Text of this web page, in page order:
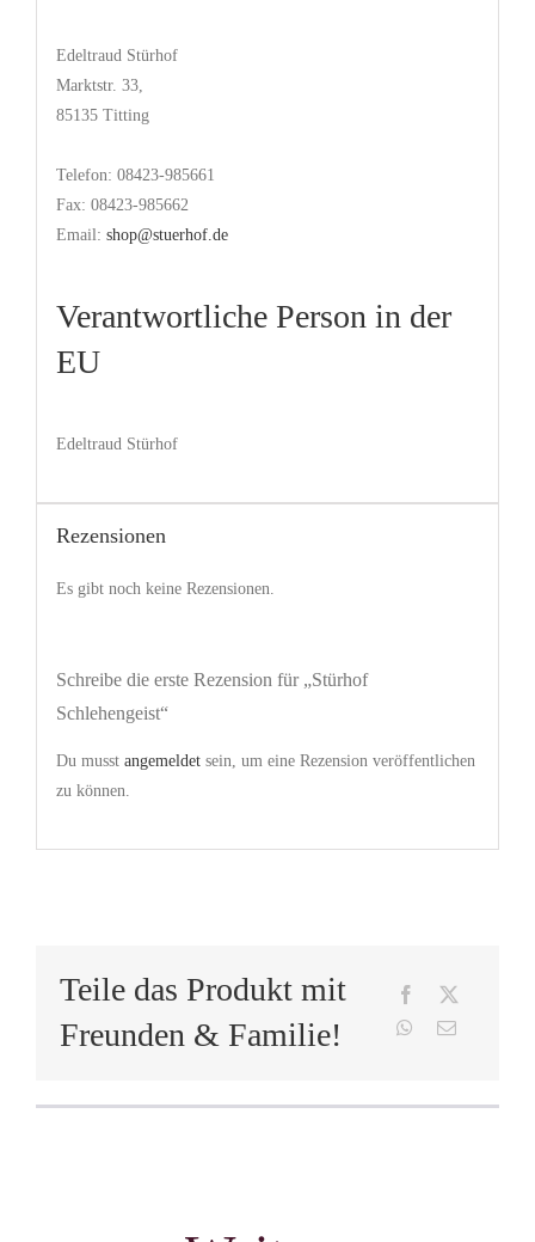
Edeltraud Stürhof
Marktstr. 33,
85135 Titting
Telefon: 08423-985661
Fax: 08423-985662
Email: shop@stuerhof.de
Verantwortliche Person in der
EU
Edeltraud Stürhof
Rezensionen
Es gibt noch keine Rezensionen.
Schreibe die erste Rezension für „Stürhof
Schlehengeist“
Du musst angemeldetsein, um eine Rezension veröffentlichen
zu können.
Teile das Produkt mit
Freunden & Familie!